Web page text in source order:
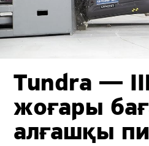
Tundra —
жоғары
алғашқы